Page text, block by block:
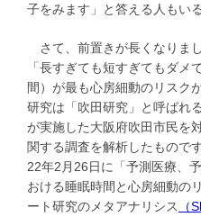
子をみます」と答える人もい
さて、前置きが長くなりま
「長すぎても短すぎてもダメ
間）が最も心房細動のリスク
研究は「吹田研究」と呼ばれ
が実施した大阪府吹田市民を
関する調査を解析したもので
22年2月26日に「予測医療、
おける睡眠時間と心房細動の
ート研究のメタアナリシス
（